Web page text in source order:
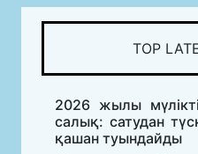
TOP
2026 жылы
салық: сатудан
қашан туындайды